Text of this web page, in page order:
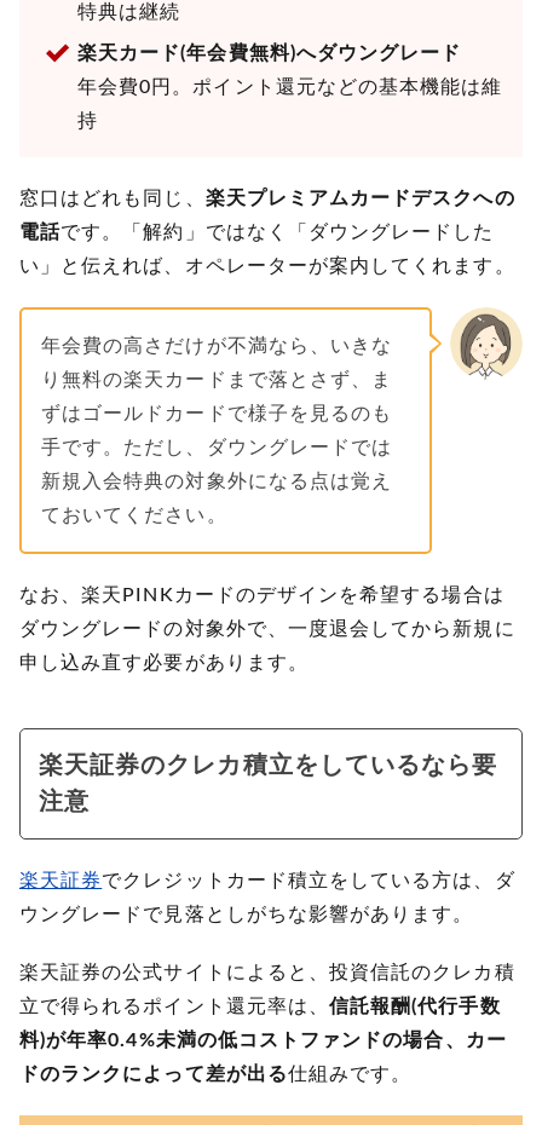
特典は継続
楽天カード(年会費無料)へダウングレード
年会費0円。ポイント還元などの基本機能は維
持
窓口はどれも同じ、 楽天プレミアムカードデスクへの
電話です。「解約」ではなく「ダウングレードした
い」と伝えれば、オペレーターが案内してくれます。
年会費の高さだけが不満なら、いきな
り無料の楽天カードまで落とさず、ま
ずはゴールドカードで様子を見るのも
手です。ただし、ダウングレードでは
新規入会特典の対象外になる点は覚え
ておいてください。
なお、楽天PINKカードのデザインを希望する場合は
ダウングレードの対象外で、一度退会してから新規に
申し込み直す必要があります。
楽天証券のクレカ積立をしているなら要
注意
楽天証券でクレジットカード積立をしている方は、ダ
ウングレードで見落としがちな影響があります。
楽天証券の公式サイトによると、投資信託のクレカ積
立で得られるポイント還元率は、 信託報酬(代行手数
料)が年率0.4%未満の低コストファンドの場合、カー
ドのランクによって差が出る仕組みです。